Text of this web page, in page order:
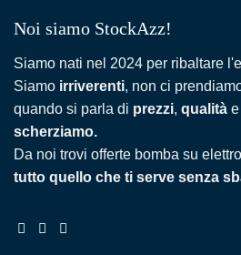
Noi siamo StockAzz!
Siamo nati nel 2024 per ribaltare
Siamo irriverenti, non ci
quando si parla di prezzi, qualità e
scherziamo.
Da noi trovi offerte bomba su
tutto quello che ti serve senza